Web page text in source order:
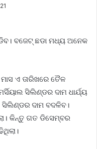
ବଜେଟ୍ ଛଡା ମଧ୍ୟ ଅନେକ
ଏ ତାରିଖରେ ତୈଳ
ସିଲିଣ୍ଡର ଦାମ ଧାର୍ଯ୍ୟ
ସିଲିଣ୍ଡର ଦାମ ବଦଳିବ।
କିନ୍ତୁ ଗତ ଡିସେମ୍ବର